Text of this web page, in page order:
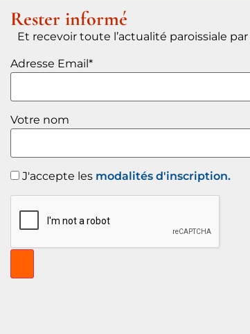
Rester informé
Et recevoir toute l’actualité paroissiale par
Adresse Email*
Votre nom
J'accepte les modalités d'inscription.